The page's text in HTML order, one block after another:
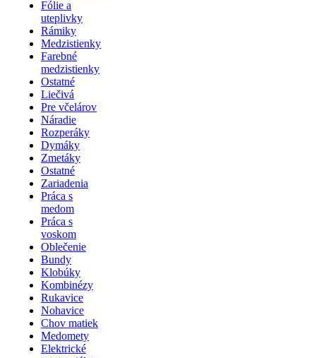
Fólie a
uteplivky
Rámiky
Medzistienky
Farebné
medzistienky
Ostatné
Liečivá
Pre včelárov
Náradie
Rozperáky
Dymáky
Zmetáky
Ostatné
Zariadenia
Práca s
medom
Práca s
voskom
Oblečenie
Bundy
Klobúky
Kombinézy
Rukavice
Nohavice
Chov matiek
Medomety
Elektrické